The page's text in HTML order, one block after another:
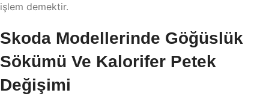
işlem demektir.
Skoda Modellerinde Göğüslük
Sökümü Ve Kalorifer Petek
Değişimi